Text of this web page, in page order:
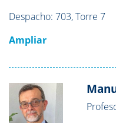
Despacho: 703, Torre 7
Ampliar